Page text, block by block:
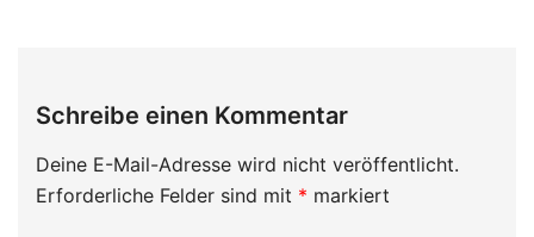
Schreibe einen Kommentar
Deine E-Mail-Adresse wird nicht veröffentlicht.
Erforderliche Felder sind mit * markiert